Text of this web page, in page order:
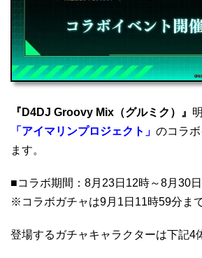
『D4DJ Groovy Mix（グルミク）』
「アイマリンプロジェクト」 のコラ
ます。
■コラボ期間：8月23日12時～8月30
※コラボガチャは9月1日11時59分ま
登場するガチャキャラクターは下記4